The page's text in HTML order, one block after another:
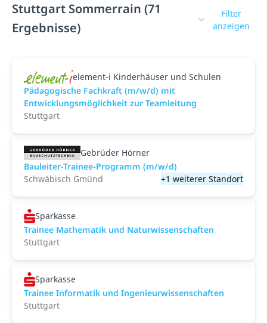
Stuttgart Sommerrain (71
Ergebnisse)
Filter
anzeigen
element-i Kinderhäuser und Schulen
Pädagogische Fachkraft (m/w/d) mit
Entwicklungsmöglichkeit zur Teamleitung
Stuttgart
Gebrüder Hörner
Bauleiter-Trainee-Programm (m/w/d)
Schwäbisch Gmünd
+1 weiterer Standort
Sparkasse
Trainee Mathematik und Naturwissenschaften
Stuttgart
Sparkasse
Trainee Informatik und Ingenieurwissenschaften
Stuttgart